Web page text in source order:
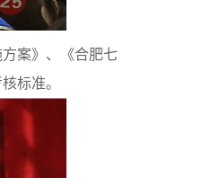
案》、《合肥七
标准。